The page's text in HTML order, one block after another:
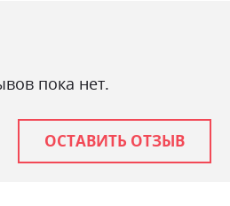
пока нет.
ОСТАВИТЬ ОТЗЫВ